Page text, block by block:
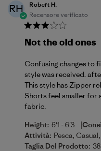
RH
Robert H.
Recensore verificato
Not the old ones
Confusing changes to
style was received.
This style has Zipper
Shorts feel smaller for
fabric.
Height: 6'1 - 6'3 |
Attività: Pesca,
Taglia Del Prodotto: 38